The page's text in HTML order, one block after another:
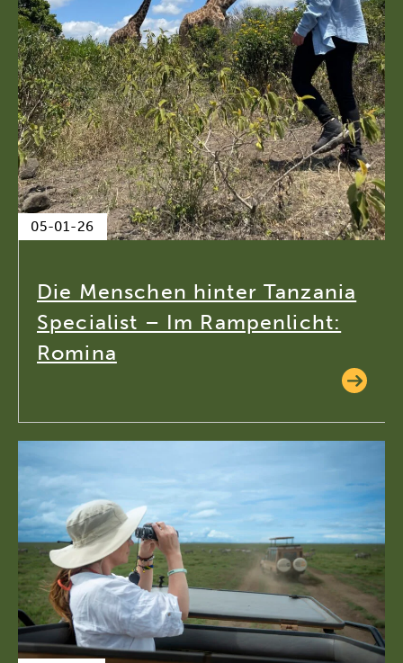
05-01-26
Die Menschen hinter Tanzania
Specialist – Im Rampenlicht:
Romina